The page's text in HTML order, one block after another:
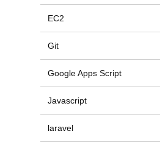
EC2
Git
Google Apps Script
Javascript
laravel